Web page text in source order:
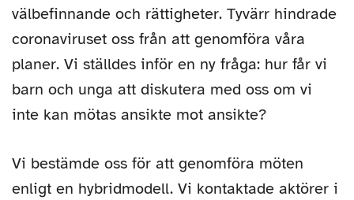
välbefinnande och rättigheter. Tyvärr hindrade
coronaviruset oss från att genomföra våra
planer. Vi ställdes inför en ny fråga: hur får vi
barn och unga att diskutera med oss om vi
inte kan mötas ansikte mot ansikte?
Vi bestämde oss för att genomföra möten
enligt en hybridmodell. Vi kontaktade aktörer i